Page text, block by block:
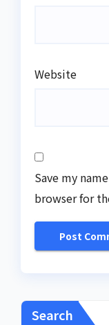
Website
Save my
browser for
Search